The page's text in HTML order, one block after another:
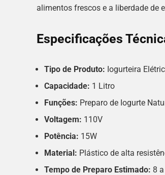
alimentos frescos e a liberdade de
Especificações
Tipo de Produto: Iogurteira
Capacidade: 1 Litro
Funções: Preparo de Iogurte
Voltagem: 110V
Potência: 15W
Material: Plástico de alta
Tempo de Preparo Estimado: 8